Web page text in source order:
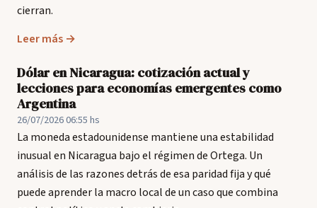
cierran.
Leer más →
Dólar en Nicaragua: cotización actual y
lecciones para economías emergentes como
Argentina
26/07/2026 06:55 hs
La moneda estadounidense mantiene una estabilidad
inusual en Nicaragua bajo el régimen de Ortega. Un
análisis de las razones detrás de esa paridad fija y qué
puede aprender la macro local de un caso que combina